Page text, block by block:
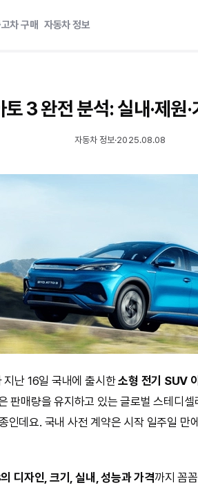
차 구매 자동차 정보
3 완전 분석: 실내·제원·
자동차 정보·2025.08.08
지난 16일 국내에 출시한소형 전기 SUV
판매량을 유지하고 있는 글로벌 스테디셀
인데요. 국내 사전 계약은 시작 일주일 만
디자인, 크기, 실내, 성능과 가격까지 꼼